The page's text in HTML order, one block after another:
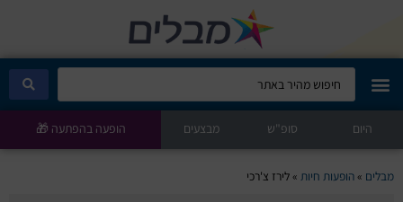
מבלים קלאב
הופעות היום
היום סופ"ש מבצעים הופעה בהפתעה 🎁
מבלים »הופעות חיות »לירז צ'רכי